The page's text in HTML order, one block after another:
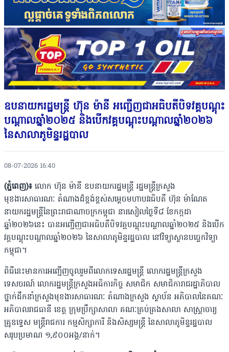
ឧបនាយករដ្ឋមន្ត្រី ហ៊ុន ម៉ានី អញ្ជើញជាអធិបតីបិទវគ្គបណ្តុះ
បណ្តាលឆ្នាំ២០២៥ និងបើកវគ្គបណ្តុះបណ្តាលឆ្នាំ២០២៦
នៃសាលាភូមិន្ទរដ្ឋបាល
08-07-2026 16:40
(ភ្នំពេញ)៖ លោក ហ៊ុន ម៉ានី ឧបនាយករដ្ឋមន្ត្រី រដ្ឋមន្ត្រីក្រសួង
មុខងារសាធារណៈ តំណាងដ៏ខ្ពង់ខ្ពស់សម្ដេចមហាបវរធិបតី ហ៊ុន ម៉ាណែត
នាយករដ្ឋមន្ត្រីនៃព្រះរាជាណាចក្រកម្ពុជា នារសៀលថ្ងៃទី៨ ខែកក្កដា
ឆ្នាំ២០២៦នេះ បានអញ្ជើញជាអធិបតីបិទវគ្គបណ្តុះបណ្តាលឆ្នាំ២០២៥ និងបើក
វគ្គបណ្តុះបណ្តាលឆ្នាំ២០២៦ នៃសាលាភូមិន្ទរដ្ឋបាល នៅវិទ្យាស្ថានបច្ចេកវិទ្យា
កម្ពុជា។
ពិធីនេះមានការអញ្ជើញចូលរួមពីលោកទេសរដ្ឋមន្ត្រី លោករដ្ឋមន្ត្រីក្រសួង
ទេសចរណ៍ លោករដ្ឋមន្ត្រីក្រសួងអធិការកិច្ច សមាជិក សមាជិការាជរដ្ឋាភិបាល
ថ្នាក់ដឹកនាំក្រសួងមុខងារសាធារណៈ តំណាងក្រសួង ស្ថាប័ន អភិបាលនៃគណៈ
អភិបាលរាជធានី ខេត្ត ក្រុមប្រឹក្សាសាលា គណៈគ្រប់គ្រងសាលា សាស្ត្រាចារ្យ
គ្រូឧទ្ទេស មន្ត្រីរាជការ កម្មសិក្សាការី និងសិស្សមន្ត្រី នៃសាលាភូមិន្ទរដ្ឋបាល
សរុបប្រមាណ ១,៩០០អង្គ/នាក់។